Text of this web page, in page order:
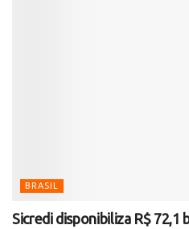
BRASIL
Sicredi disponibiliza R$ 72,1